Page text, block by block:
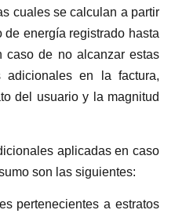
cuales se calculan a partir
energía registrado hasta
de no alcanzar estas
adicionales en la factura,
del usuario y la magnitud
aplicadas en caso
son las siguientes:
pertenecientes a estratos